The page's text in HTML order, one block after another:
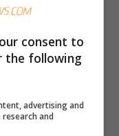
consent to
the following
advertising and
and